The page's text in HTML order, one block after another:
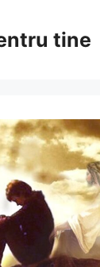
tine